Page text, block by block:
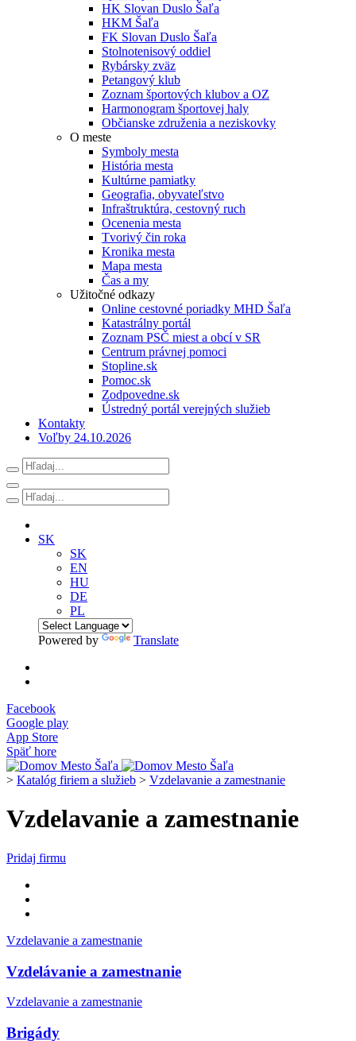
HK Slovan Duslo Šaľa
HKM Šaľa
FK Slovan Duslo Šaľa
Stolnotenisový oddiel
Rybársky zväz
Petangový klub
Zoznam športových klubov a OZ
Harmonogram športovej haly
Občianske združenia a neziskovky
O meste
Symboly mesta
História mesta
Kultúrne pamiatky
Geografia, obyvateľstvo
Infraštruktúra, cestovný ruch
Ocenenia mesta
Tvorivý čin roka
Kronika mesta
Mapa mesta
Čas a my
Užitočné odkazy
Online cestovné poriadky MHD Šaľa
Katastrálny portál
Zoznam PSČ miest a obcí v SR
Centrum právnej pomoci
Stopline.sk
Pomoc.sk
Zodpovedne.sk
Ústredný portál verejných služieb
Kontakty
Voľby 24.10.2026
SK
SK
EN
HU
DE
PL
Powered by Translate
Facebook
Google play
App Store
Späť hore
> Katalóg firiem a služieb > Vzdelavanie a zamestnanie
Vzdelavanie a zamestnanie
Pridaj firmu
Vzdelavanie a zamestnanie
Vzdelávanie a zamestnanie
Vzdelavanie a zamestnanie
Brigády